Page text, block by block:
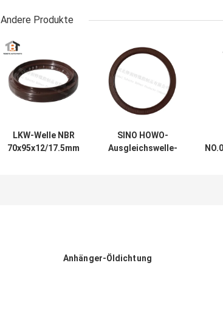
Andere Produkte
LKW-Welle NBR
70x95x12/17.5mm
SINO HOWO-
Ausgleichswelle-
Anhänger-Öldichtung